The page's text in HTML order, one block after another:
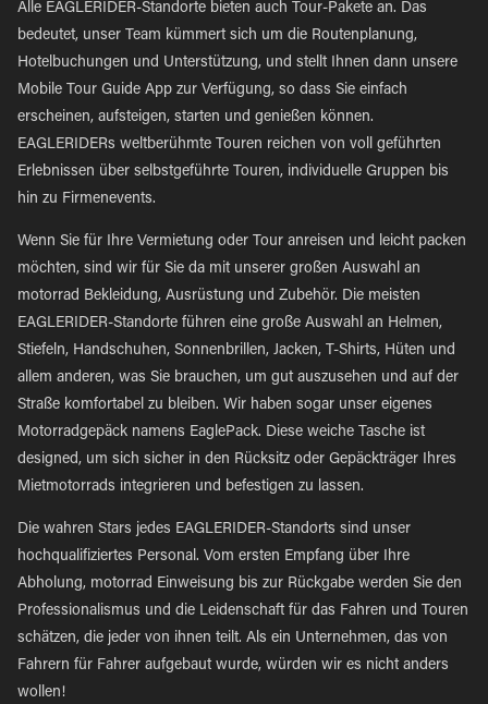
Alle EAGLERIDER-Standorte bieten auch Tour-Pakete an. Das
bedeutet, unser Team kümmert sich um die Routenplanung,
Hotelbuchungen und Unterstützung, und stellt Ihnen dann unsere
Mobile Tour Guide App zur Verfügung, so dass Sie einfach
erscheinen, aufsteigen, starten und genießen können.
EAGLERIDERs weltberühmte Touren reichen von voll geführten
Erlebnissen über selbstgeführte Touren, individuelle Gruppen bis
hin zu Firmenevents.
Wenn Sie für Ihre Vermietung oder Tour anreisen und leicht packen
möchten, sind wir für Sie da mit unserer großen Auswahl an
motorrad Bekleidung, Ausrüstung und Zubehör. Die meisten
EAGLERIDER-Standorte führen eine große Auswahl an Helmen,
Stiefeln, Handschuhen, Sonnenbrillen, Jacken, T-Shirts, Hüten und
allem anderen, was Sie brauchen, um gut auszusehen und auf der
Straße komfortabel zu bleiben. Wir haben sogar unser eigenes
Motorradgepäck namens EaglePack. Diese weiche Tasche ist
designed, um sich sicher in den Rücksitz oder Gepäckträger Ihres
Mietmotorrads integrieren und befestigen zu lassen.
Die wahren Stars jedes EAGLERIDER-Standorts sind unser
hochqualifiziertes Personal. Vom ersten Empfang über Ihre
Abholung, motorrad Einweisung bis zur Rückgabe werden Sie den
Professionalismus und die Leidenschaft für das Fahren und Touren
schätzen, die jeder von ihnen teilt. Als ein Unternehmen, das von
Fahrern für Fahrer aufgebaut wurde, würden wir es nicht anders
wollen!